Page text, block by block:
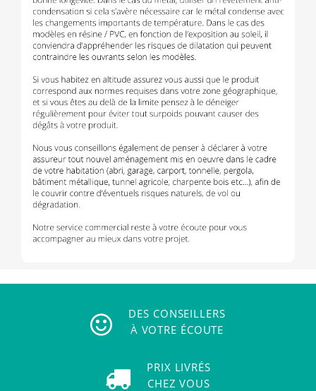
DES CONSEILLERS
À VOTRE ÉCOUTE
PRIX LIVRÉS
CHEZ VOUS